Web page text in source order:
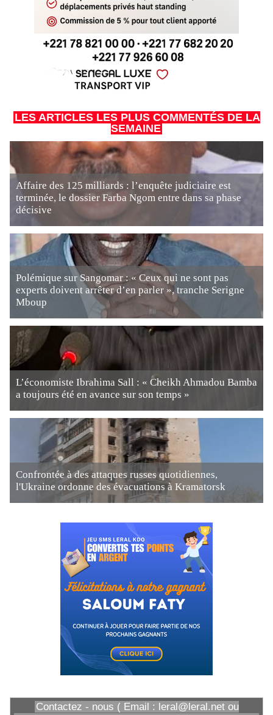
LES ARTICLES LES PLUS COMMENTÉS DE LA
SEMAINE
Affaire des 125 milliards : l’enquête judiciaire est
terminée, le dossier Farba Ngom entre dans sa phase
décisive
Polémique sur Sangomar : « Ceux qui ne sont pas
experts doivent arrêter d’en parler », tranche Serigne
Mboup
L’économiste Ibrahima Sall : « Cheikh Ahmadou Bamba
a toujours été en avance sur son temps »
Confrontée à des attaques russes quotidiennes,
l'Ukraine ordonne des évacuations à Kramatorsk
Contactez - nous ( Email : leral@leral.net ou